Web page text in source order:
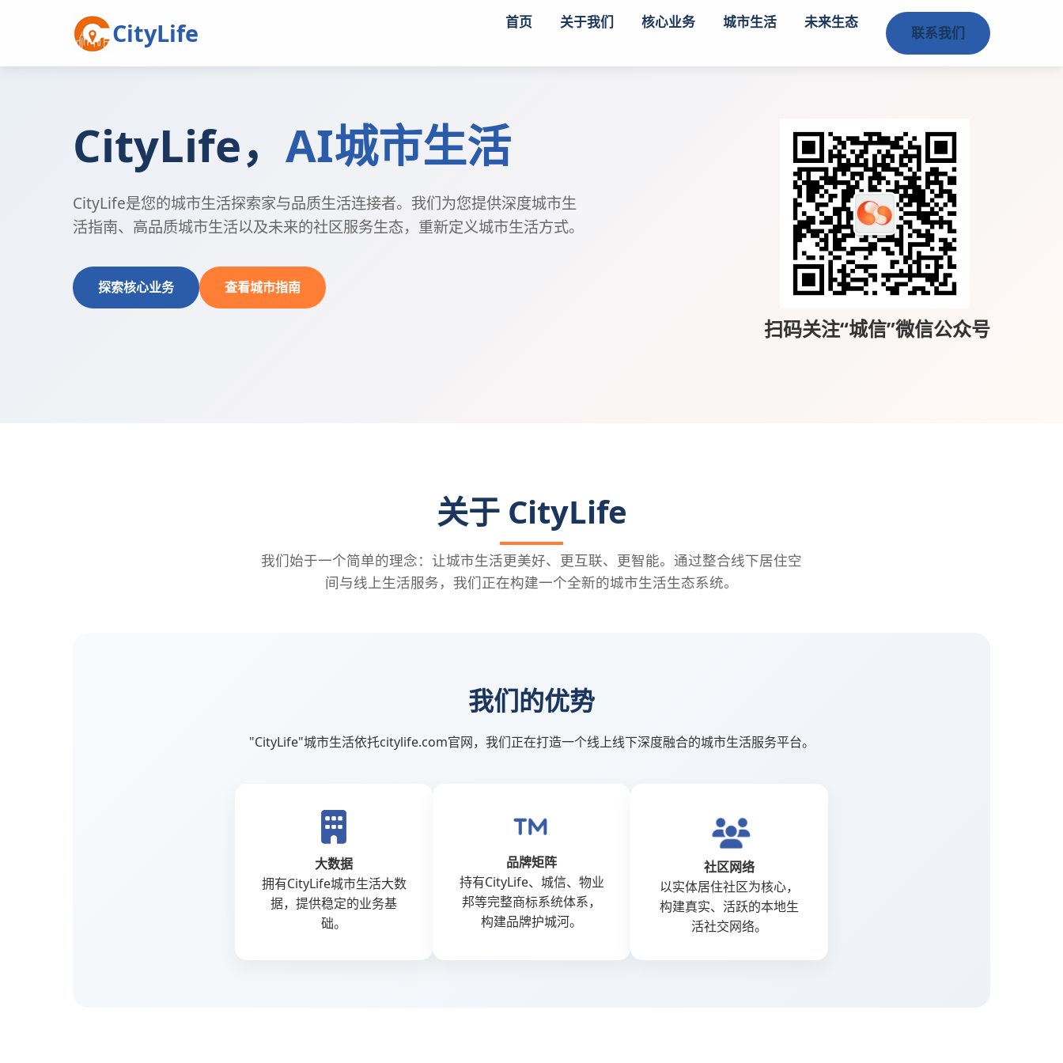
CityLife 首页 关于我们 核心业务 城市生活 未来生态
联系我们
CityLife， AI城市生活
CityLife是您的城市生活探索家与品质生活连接者。我们为您提供深度城市生
活指南、高品质城市生活以及未来的社区服务生态，重新定义城市生活方式。
探索核心业务 查看城市指南
扫码关注“城信”微信公众号
关于 CityLife
我们始于一个简单的理念：让城市生活更美好、更互联、更智能。通过整合线下居住空
间与线上生活服务，我们正在构建一个全新的城市生活生态系统。
我们的优势
"CityLife"城市生活依托citylife.com官网，我们正在打造一个线上线下深度融合的城市生活服务平台。
大数据
拥有CityLife城市生活大数
据，提供稳定的业务基
础。
品牌矩阵
持有CityLife、城信、物业
邦等完整商标系统体系，
构建品牌护城河。
社区网络
以实体居住社区为核心，
构建真实、活跃的本地生
活社交网络。